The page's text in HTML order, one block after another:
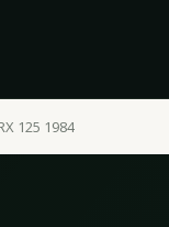
125 1984